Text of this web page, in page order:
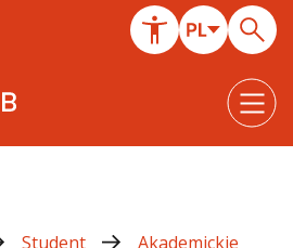
Student
Akademickie